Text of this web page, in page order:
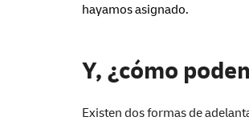
hayamos asignado.
Y, ¿cómo
Existen dos formas de